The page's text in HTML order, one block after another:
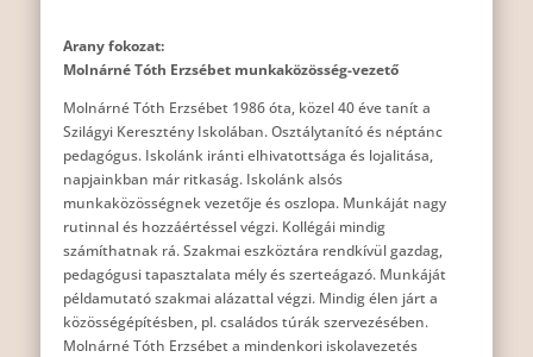
Arany fokozat:
Molnárné Tóth Erzsébet munkaközösség-vezető
Molnárné Tóth Erzsébet 1986 óta, közel 40 éve tanít a
Szilágyi Keresztény Iskolában. Osztálytanító és néptánc
pedagógus. Iskolánk iránti elhivatottsága és lojalitása,
napjainkban már ritkaság. Iskolánk alsós
munkaközösségnek vezetője és oszlopa. Munkáját nagy
rutinnal és hozzáértéssel végzi. Kollégái mindig
számíthatnak rá. Szakmai eszköztára rendkívül gazdag,
pedagógusi tapasztalata mély és szerteágazó. Munkáját
példamutató szakmai alázattal végzi. Mindig élen járt a
közösségépítésben, pl. családos túrák szervezésében.
Molnárné Tóth Erzsébet a mindenkori iskolavezetés